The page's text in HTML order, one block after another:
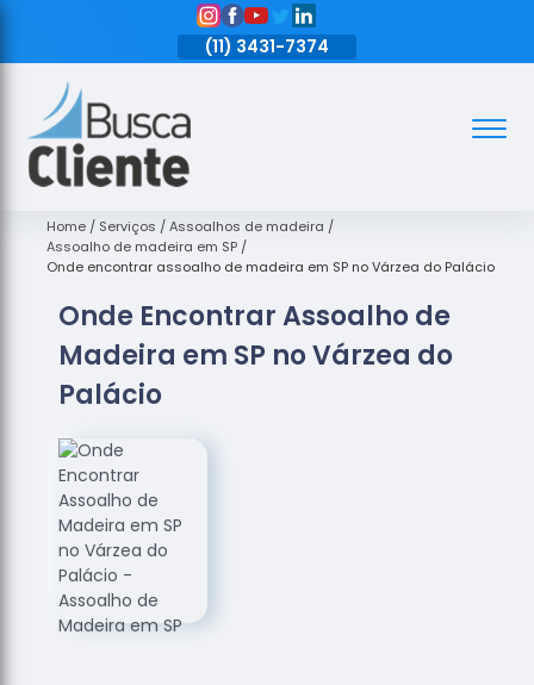
(11) 3431-7374
Assoalhos
de Madeira
Decks de
Empresas
de
Assoalhos
de Madeira
Loja de
Assoalhos
Raspagem
de
Assoalhos
Raspagem
de Tacos
Home Serviços
Assoalhos de madeira
Assoalho de madeira em SP
Onde encontrar assoalho de madeira em SP no Várzea do Palácio
Onde Encontrar Assoalho de
Madeira em SP no Várzea do
Palácio